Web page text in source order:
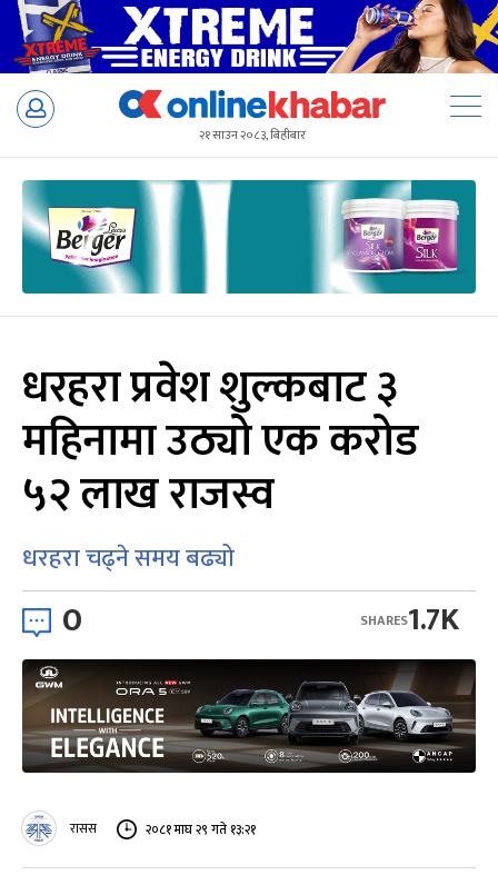
Skip
२१ साउन २०८३, बिहीबार
धरहरा प्रवेश शुल्कबाट ३
महिनामा उठ्यो एक करोड
५२ लाख राजस्व
धरहरा चढ्ने समय बढ्यो
0 1.7K
SHARES
रासस २०८१ माघ २९ गते १३:२१